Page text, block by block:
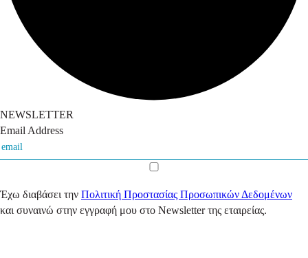
NEWSLETTER
Email Address
Έχω διαβάσει την Πολιτική Προστασίας Προσωπικών Δεδομένων
και συναινώ στην εγγραφή μου στο Newsletter της εταιρείας.